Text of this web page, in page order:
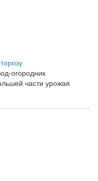
огородник
части урожая